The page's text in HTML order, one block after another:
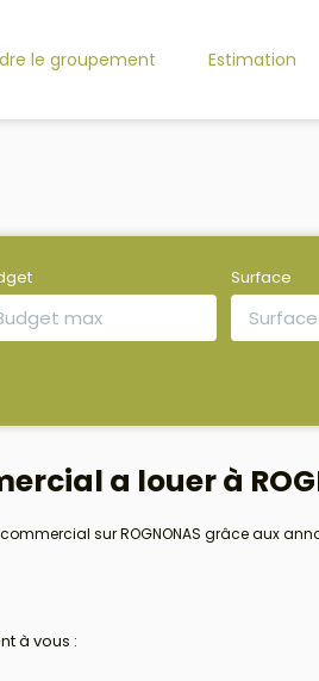
le groupement Estimation
Surface
a louer à
sur ROGNONAS grâce aux
à vous :